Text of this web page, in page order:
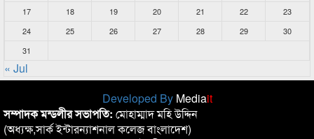
17
18 19 20 21 22
23
24
25 26 27 28 29
30
31
« Jul
Developed By Mediait
সম্পাদক মন্ডলীর সভাপতি: মোহাম্মাদ মহি উদ্দিন
(অধ্যক্ষ,সার্ক ইন্টারন্যাশনাল কলেজ বাংলাদেশ)